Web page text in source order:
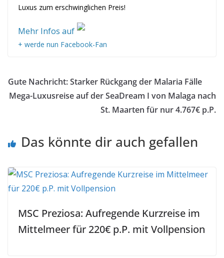
Luxus zum erschwinglichen Preis!
Mehr Infos auf
+ werde nun Facebook-Fan
Gute Nachricht: Starker Rückgang der Malaria Fälle
Mega-Luxusreise auf der SeaDream I von Malaga nach
St. Maarten für nur 4.767€ p.P.
Das könnte dir auch gefallen
MSC Preziosa: Aufregende Kurzreise im
Mittelmeer für 220€ p.P. mit Vollpension